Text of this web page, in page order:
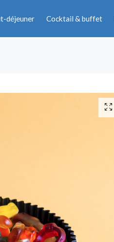
déjeuner Cocktail & buffet